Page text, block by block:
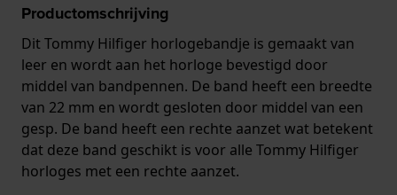
Productomschrijving
Dit Tommy Hilfiger horlogebandje is gemaakt van
leer en wordt aan het horloge bevestigd door
middel van bandpennen. De band heeft een breedte
van 22 mm en wordt gesloten door middel van een
gesp. De band heeft een rechte aanzet wat betekent
dat deze band geschikt is voor alle Tommy Hilfiger
horloges met een rechte aanzet.